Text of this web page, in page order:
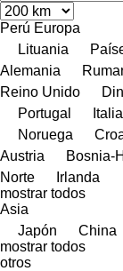
Perú Europa
Lituania
Alemania
Reino Unido
Portugal
Italia
Noruega
Austria
Bosnia-
Norte
Irlanda
mostrar todos
Asia
Japón
China
mostrar todos
otros